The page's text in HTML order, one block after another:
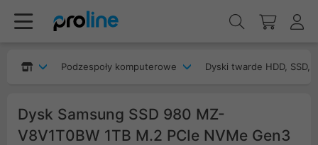
Podzespoły komputerowe Dyski twarde HDD, SSD,
Dysk Samsung SSD 980 MZ-
V8V1T0BW 1TB M.2 PCIe NVMe Gen3